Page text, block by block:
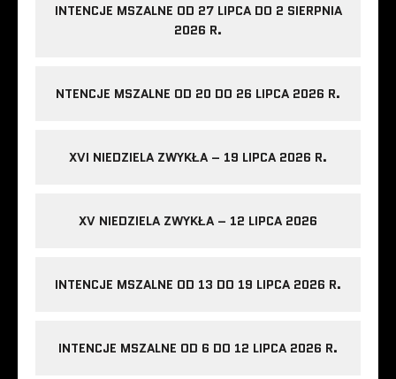
INTENCJE MSZALNE OD 27 LIPCA DO 2 SIERPNIA
2026 R.
NTENCJE MSZALNE OD 20 DO 26 LIPCA 2026 R.
XVI NIEDZIELA ZWYKŁA – 19 LIPCA 2026 R.
XV NIEDZIELA ZWYKŁA – 12 LIPCA 2026
INTENCJE MSZALNE OD 13 DO 19 LIPCA 2026 R.
INTENCJE MSZALNE OD 6 DO 12 LIPCA 2026 R.